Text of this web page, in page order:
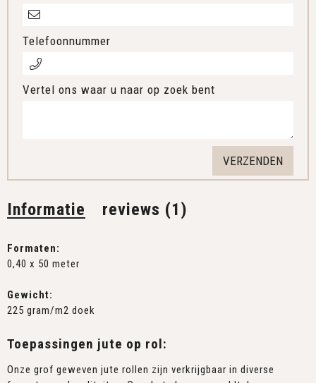
Informatie reviews (1)
Formaten:
0,40 x 50 meter
Gewicht:
225 gram/m2 doek
Toepassingen jute op rol:
Onze grof geweven jute rollen zijn verkrijgbaar in diverse
Telefoonnummer
Vertel ons waar u naar op zoek bent